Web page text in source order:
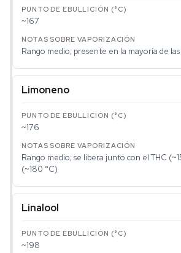
~167
Rango medio; presente en la mayoría de
Limoneno
~176
Rango medio; se libera junto con el THC
(~180 °C)
Linalool
~198